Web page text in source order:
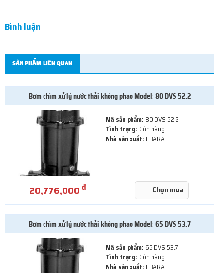
Bình luận
SẢN PHẨM LIÊN QUAN
Bơm chìm xử lý nước thải không phao Model: 80 DVS 52.2
Mã sản phẩm: 80 DVS 52.2
Tình trạng: Còn hàng
Nhà sản xuất: EBARA
20,776,000đ Chọn mua
Bơm chìm xử lý nước thải không phao Model: 65 DVS 53.7
Mã sản phẩm: 65 DVS 53.7
Tình trạng: Còn hàng
Nhà sản xuất: EBARA